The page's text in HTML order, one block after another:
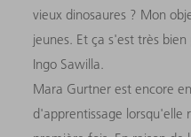
vieux dinosaures ? Mon
jeunes. Et ça s'est très
Ingo Sawilla.
Mara Gurtner est encore
d'apprentissage lorsqu'elle